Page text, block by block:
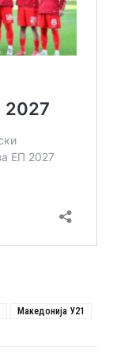
Македонија У21